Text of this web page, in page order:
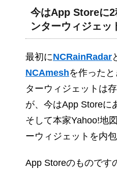
今はApp Storeに2
ンターウィジェッ
最初にNCRainRadar
NCAmeshを作った
ターウィジェットは
が、今はApp Storeに
そして本家Yahoo!地
ーウィジェットを内包
App Storeのものです